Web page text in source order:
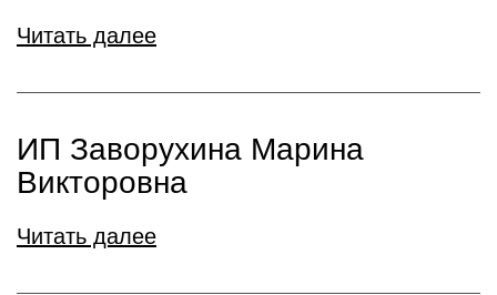
Читать далее
ИП Заворухина Марина
Викторовна
Читать далее